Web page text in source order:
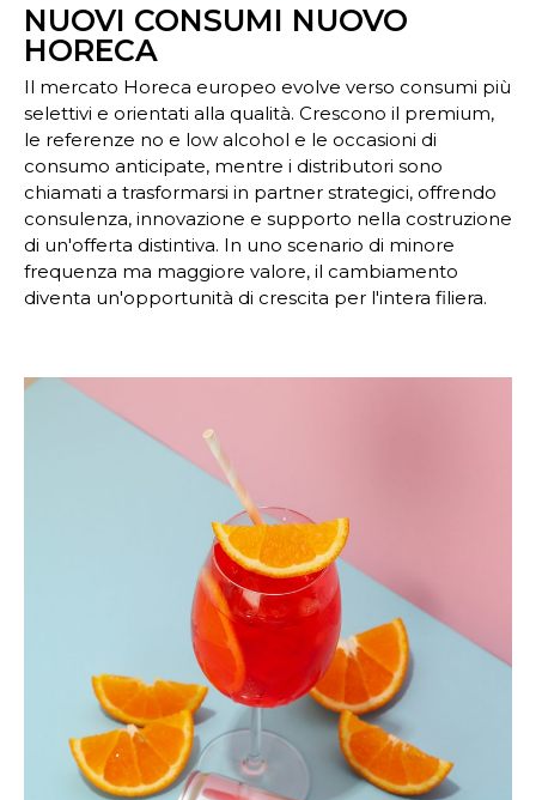
NUOVI CONSUMI NUOVO
HORECA
Il mercato Horeca europeo evolve verso consumi più
selettivi e orientati alla qualità. Crescono il premium,
le referenze no e low alcohol e le occasioni di
consumo anticipate, mentre i distributori sono
chiamati a trasformarsi in partner strategici, offrendo
consulenza, innovazione e supporto nella costruzione
di un'offerta distintiva. In uno scenario di minore
frequenza ma maggiore valore, il cambiamento
diventa un'opportunità di crescita per l'intera filiera.